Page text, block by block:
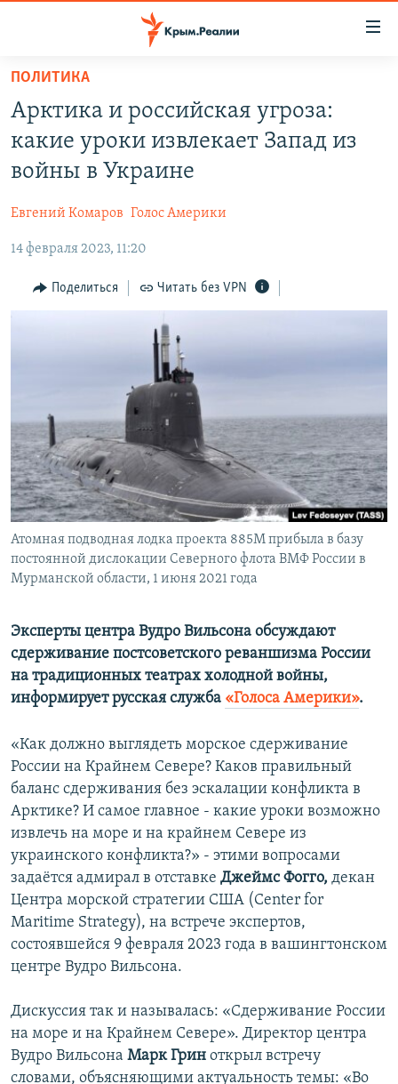
Вернуться
основному
содержанию
Вернутся
главной
Вернутся
поиску
СПЕЦПРОЕКТЫ
ГРУЗ 200
11 ЛЕТ ОККУПАЦИИ КРЫМА. 11 ИСТОРИЙ СОПРОТИВЛЕНИЯ
ВОДА
ЕЩЕ
ИНТЕРАКТИВ
ИНФОГРАФИКА
СОВЕТЫ ПРАВОЗАЩИТНИКОВ
ПРОПАВШИЕ БЕЗ ВЕСТИ
ПОБЕДИТЕЛЕЙ НЕ СУДЯТ?
КРЫМ.НЕПОКОРЕННЫЙ
ELIFBE
УКРАИНСКАЯ ПРОБЛЕМА КРЫМА
РАДІО СВОБОДА
КАК ОБОЙТИ БЛОКИРОВКУ
ПРИСОЕДИНЯЙТЕСЬ!
Все сайты RFE/RL
ПОЛИТИКА
Арктика и российская угроза:
какие уроки извлекает Запад из
войны в Украине
Евгений Комаров Голос Америки
14 февраля 2023, 11:20
Поделиться Читать без VPN
Атомная подводная лодка проекта 885М прибыла в базу
постоянной дислокации Северного флота ВМФ России в
Мурманской области, 1 июня 2021 года
Эксперты центра Вудро Вильсона обсуждают
сдерживание постсоветского реваншизма России
на традиционных театрах холодной войны,
информирует русская служба «Голоса Америки».
«Как должно выглядеть морское сдерживание
России на Крайнем Севере? Каков правильный
баланс сдерживания без эскалации конфликта в
Арктике? И самое главное - какие уроки возможно
извлечь на море и на крайнем Севере из
украинского конфликта?» - этими вопросами
задаётся адмирал в отставке Джеймс Фогго, декан
Центра морской стратегии США (Center for
Maritime Strategy), на встрече экспертов,
состоявшейся 9 февраля 2023 года в вашингтонском
центре Вудро Вильсона.
Дискуссия так и называлась: «Сдерживание России
на море и на Крайнем Севере». Директор центра
Вудро Вильсона Марк Грин открыл встречу
словами, объясняющими актуальность темы: «Во